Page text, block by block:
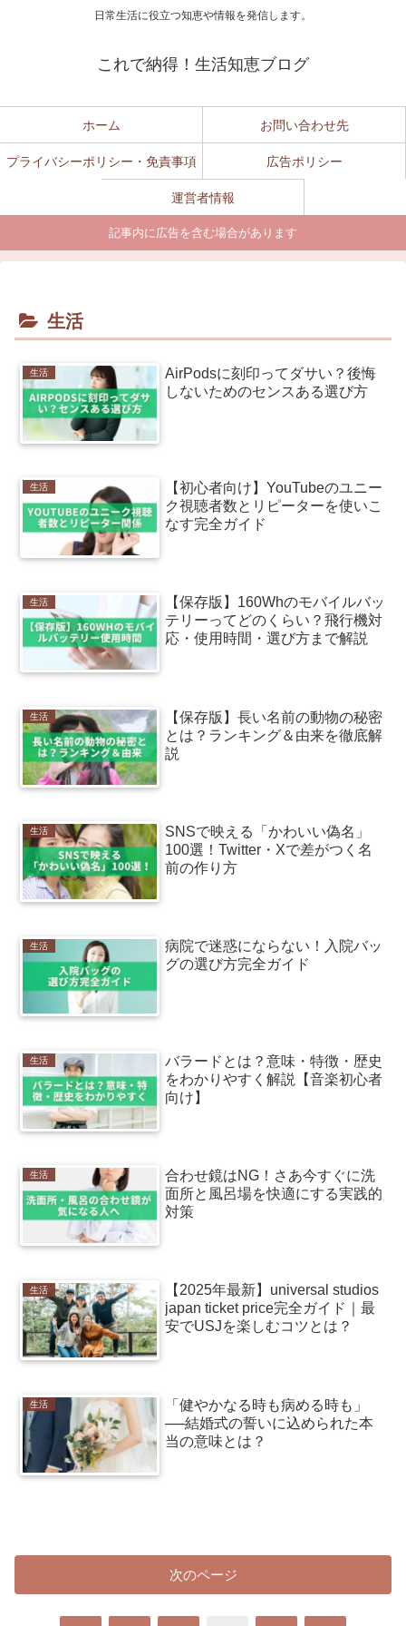
日常生活に役立つ知恵や情報を発信します。
これで納得！生活知恵ブログ
ホーム お問い合わせ先
プライバシーポリシー・免責事項 広告ポリシー
運営者情報
記事内に広告を含む場合があります
生活
生活
AirPodsに刻印ってダサい？後悔
しないためのセンスある選び方
生活
【初心者向け】YouTubeのユニー
ク視聴者数とリピーターを使いこ
なす完全ガイド
生活
【保存版】160Whのモバイルバッ
テリーってどのくらい？飛行機対
応・使用時間・選び方まで解説
生活
【保存版】長い名前の動物の秘密
とは？ランキング＆由来を徹底解
説
生活
SNSで映える「かわいい偽名」
100選！Twitter・Xで差がつく名
前の作り方
生活
病院で迷惑にならない！入院バッ
グの選び方完全ガイド
生活
バラードとは？意味・特徴・歴史
をわかりやすく解説【音楽初心者
向け】
生活
合わせ鏡はNG！さあ今すぐに洗
面所と風呂場を快適にする実践的
対策
生活
【2025年最新】universal studios
japan ticket price完全ガイド｜最
安でUSJを楽しむコツとは？
生活
「健やかなる時も病める時も」
──結婚式の誓いに込められた本
当の意味とは？
次のページ